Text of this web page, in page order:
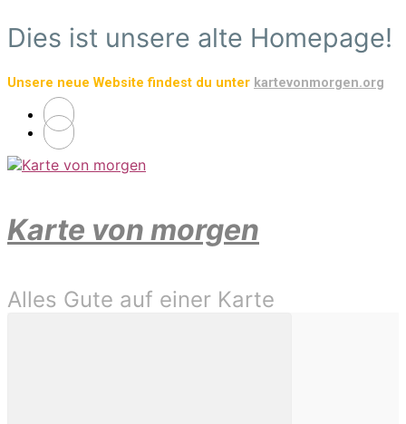
Zum
Hauptinhalt
Dies ist unsere alte Homepage!
Unsere neue Website findest du unter kartevonmorgen.org
Karte von morgen
Alles Gute auf einer Karte